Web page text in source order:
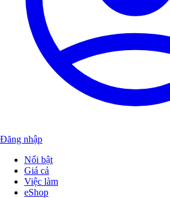
Đăng nhập
Nổi bật
Giá cả
Việc làm
eShop